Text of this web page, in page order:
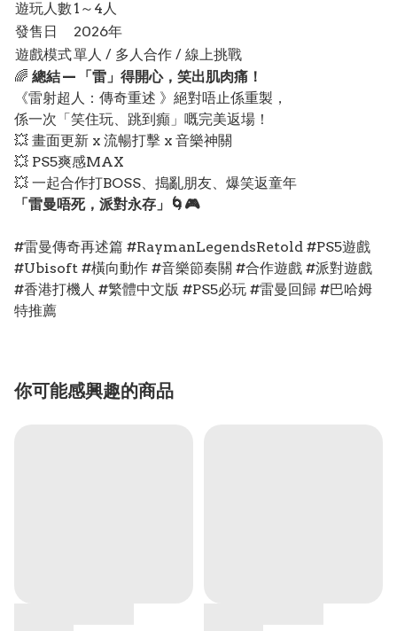
遊玩人數 1～4人
發售日
2026年
遊戲模式單人 / 多人合作 / 線上挑戰
🌈 總結 — 「雷」得開心，笑出肌肉痛！
《雷射超人：傳奇重述 》絕對唔止係重製，
係一次「笑住玩、跳到癲」嘅完美返場！
💥 畫面更新 x 流暢打擊 x 音樂神關
💥 PS5爽感MAX
💥 一起合作打BOSS、搗亂朋友、爆笑返童年
「雷曼唔死，派對永存」🌀🎮
#雷曼傳奇再述篇 #RaymanLegendsRetold #PS5遊戲
#Ubisoft #橫向動作 #音樂節奏關 #合作遊戲 #派對遊戲
#香港打機人 #繁體中文版 #PS5必玩 #雷曼回歸 #巴哈姆
特推薦
你可能感興趣的商品